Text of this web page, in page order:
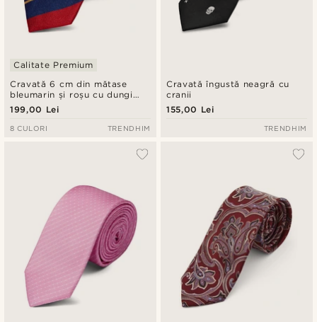
Cravată 6 cm din mătase
bleumarin și roșu cu dungi
aurii
Calitate Premium
199,00 Lei
8 CULORI TRENDHIM
Cravată îngustă neagră cu
cranii
155,00 Lei
TRENDHIM